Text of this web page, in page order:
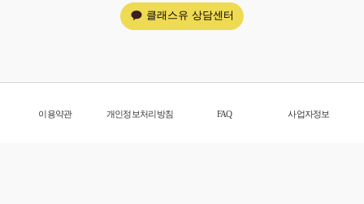
클래스유 상담센터
이용약관 개인정보처리방침 FAQ 사업자정보